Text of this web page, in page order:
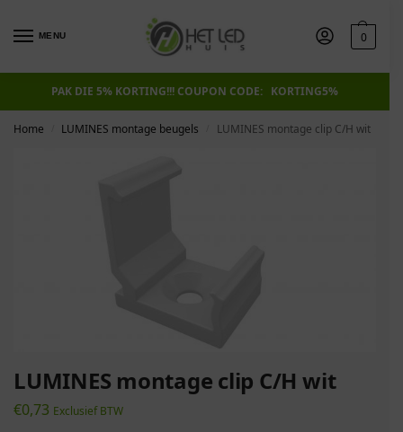
MENU 0
PAK DIE 5% KORTING!!! COUPON CODE: KORTING5%
Home LUMINES montage beugels LUMINES montage clip C/H wit
LUMINES montage clip C/H wit
€0,73 Exclusief BTW